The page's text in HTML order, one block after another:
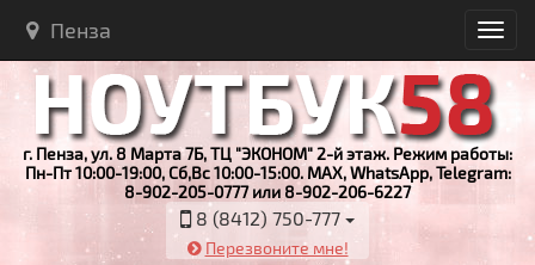
Пенза
г. Пенза, ул. 8 Марта 7Б, ТЦ "ЭКОНОМ" 2-й этаж. Режим работы:
Пн-Пт 10:00-19:00, Сб,Вс 10:00-15:00. MAX, WhatsApp, Telegram:
8-902-205-0777 или 8-902-206-6227
8 (8412) 750-777
Перезвоните мне!